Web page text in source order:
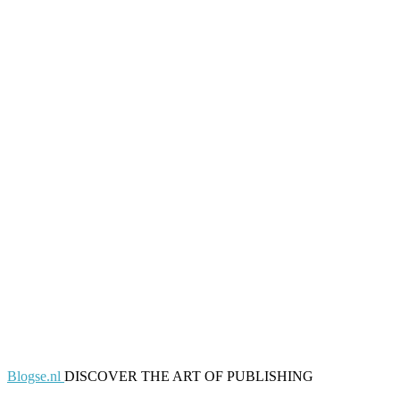
Blogse.nl DISCOVER THE ART OF PUBLISHING